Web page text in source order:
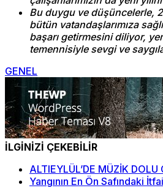
Bu duygu ve düşüncelerle,
bütün vatandaşlarımıza
başarı getirmesini diliyor,
temennisiyle sevgi ve
GENEL
İLGİNİZİ ÇEKEBİLİR
ALTIEYLÜL’DE MÜZİK DOLU
Yangının En Ön Safındaki